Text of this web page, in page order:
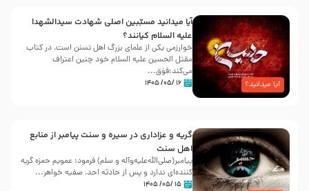
آیا میدانید؟
آیا میدانید مسبّبین اصلی شهادت سیدالشهدا
علیه ‌السلام کیانند؟
خوارزمی یکی از علمای بزرگ اهل تسنن است، در کتاب
مقتل الحسین علیه ‌السلام خود چنین اعتراف
می‌کند:فوَق...
۱۶ /۰۵/ ۱۴۰۵
گریه و عزاداری در سیره و سنت پیامبر از منابع
اهل سنت
پیامبر(صلی‌الله‌علیه‌وآله و سلم) فرمود: عمویم حمزه گریه
کننده‌ای ندارد و پس از حادثه احد، صفیه خواهر...
۱۵ /۰۵/ ۱۴۰۵